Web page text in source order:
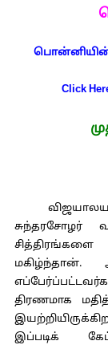
பொன்னியின்
Click
விஜயாலய
திரணமாக
இப்படிக்